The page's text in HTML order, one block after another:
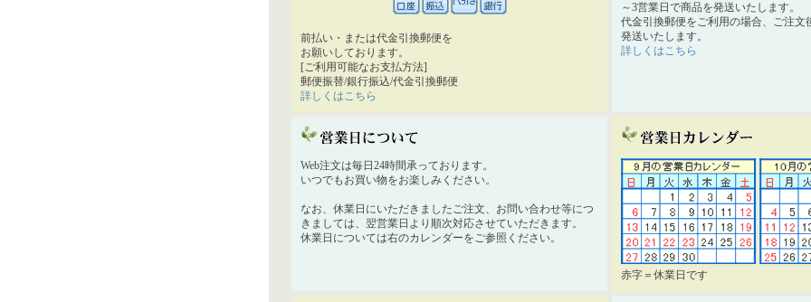
前払い・または代金引換郵便を
お願いしております。
[ご利用可能なお支払方法]
郵便振替/銀行振込/代金引換郵便
詳しくはこちら
～3営業日で商品を発送いたします。
代金引換郵便をご利用の場合、ご注文
発送いたします。
詳しくはこちら
Web注文は毎日24時間承っております。
いつでもお買い物をお楽しみください。
なお、休業日にいただきましたご注文、お問い合わせ等につ
きましては、翌営業日より順次対応させていただきます。
休業日については右のカレンダーをご参照ください。
赤字＝休業日です